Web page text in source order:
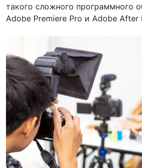
такого сложного программного
Adobe Premiere Pro и Adobe After